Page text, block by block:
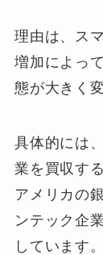
理由は、ス
増加によっ
態が大きく
具体的には
業を買収す
アメリカの
ンテック企
しています。